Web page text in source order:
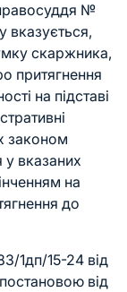
№
вказується,
скаржника,
притягнення
на підставі
законом
у вказаних
на
до
1дп/15-24 від
від